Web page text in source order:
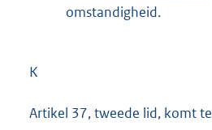
omstandigheid.
K
Artikel 37, tweede lid, komt